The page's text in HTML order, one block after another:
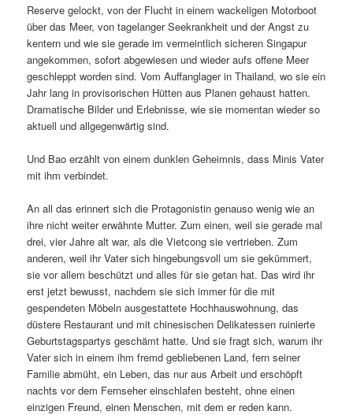
Reserve gelockt, von der Flucht in einem wackeligen Motorboot
über das Meer, von tagelanger Seekrankheit und der Angst zu
kentern und wie sie gerade im vermeintlich sicheren Singapur
angekommen, sofort abgewiesen und wieder aufs offene Meer
geschleppt worden sind. Vom Auffanglager in Thailand, wo sie ein
Jahr lang in provisorischen Hütten aus Planen gehaust hatten.
Dramatische Bilder und Erlebnisse, wie sie momentan wieder so
aktuell und allgegenwärtig sind.
Und Bao erzählt von einem dunklen Geheimnis, dass Minis Vater
mit ihm verbindet.
An all das erinnert sich die Protagonistin genauso wenig wie an
ihre nicht weiter erwähnte Mutter. Zum einen, weil sie gerade mal
drei, vier Jahre alt war, als die Vietcong sie vertrieben. Zum
anderen, weil ihr Vater sich hingebungsvoll um sie gekümmert,
sie vor allem beschützt und alles für sie getan hat. Das wird ihr
erst jetzt bewusst, nachdem sie sich immer für die mit
gespendeten Möbeln ausgestattete Hochhauswohnung, das
düstere Restaurant und mit chinesischen Delikatessen ruinierte
Geburtstagspartys geschämt hatte. Und sie fragt sich, warum ihr
Vater sich in einem ihm fremd gebliebenen Land, fern seiner
Familie abmüht, ein Leben, das nur aus Arbeit und erschöpft
nachts vor dem Fernseher einschlafen besteht, ohne einen
einzigen Freund, einen Menschen, mit dem er reden kann.